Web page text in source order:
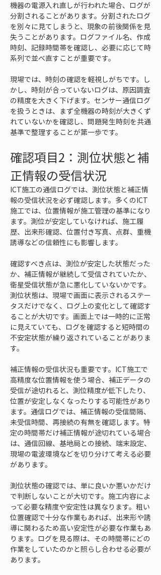
機器の電源入れ直しが行われた場合、ログが
分割されることがあります。分割されたログ
を別々に見てしまうと、現象の前後関係を見
失うことがあります。ログファイル名、作成
時刻、記録時間帯を確認し、必要に応じて時
系列で並べ直すことが重要です。
現場では、時刻の確認を軽視しがちです。し
かし、時刻が合っていないログは、原因調査
の精度を大きく下げます。センサー通信ログ
を扱うときは、まず全機器の時刻が大きくず
れていないかを確認し、問題発生時刻を共通
基準で整理することが第一歩です。
確認項目2：測位状態と補
正情報の受信状況
ICT施工の通信ログでは、測位状態と補正情
報の受信状況を必ず確認します。多くのICT
施工では、位置情報が施工管理の基準になり
ます。測位が安定していなければ、施工履
歴、出来形確認、位置付き写真、点群、重機
誘導などの信頼性にも影響します。
確認すべき点は、測位が安定した状態だった
か、補正情報が継続して受信されていたか、
衛星受信状態が急に悪化していないかです。
測位状態は、現場で画面に表示されるステー
タスだけでなく、ログ上の変化として確認す
ることが大切です。画面上では一時的に正常
に見えていても、ログを確認すると短時間の
不安定状態が繰り返されていることがありま
す。
補正情報の受信状況も重要です。ICT施工で
高精度な位置情報を使う場合、補正データの
受信が途切れると、測位精度が低下したり、
位置が安定しなくなったりする可能性があり
ます。通信ログでは、補正情報の受信間隔、
未受信時間、再接続の有無を確認します。特
定の時間帯だけ補正情報が途切れている場合
は、通信回線、基地局との接続、端末設定、
現場の電波環境などを切り分けて考える必要
があります。
測位状態の確認では、単に良いか悪いかだけ
で判断しないことが大切です。施工内容によ
って必要な精度や安定性は異なります。粗い
位置確認で十分な作業もあれば、出来形や誘
導に関わるため高い安定性が必要な作業もあ
ります。ログを見る際は、その時間帯にどの
作業をしていたのかと照らし合わせる必要が
あります。